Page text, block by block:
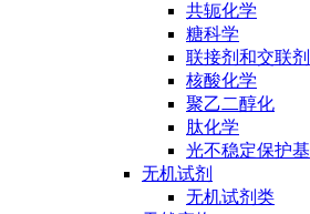
共轭化学
糖科学
联接剂和交联剂
核酸化学
聚乙二醇化
肽化学
光不稳定保护基
无机试剂
无机试剂类